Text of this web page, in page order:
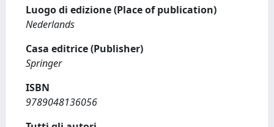
Luogo di edizione (Place of publication)
Nederlands
Casa editrice (Publisher)
Springer
ISBN
9789048136056